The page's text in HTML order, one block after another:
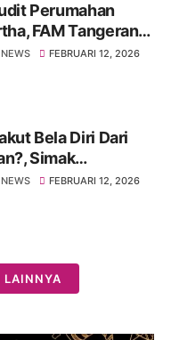
Perumahan
FAM Tangerang
DPRD Kabupaten
FEBRUARI 12, 2026
Bela Diri Dari
Simak
Pasal 34 dan 43
FEBRUARI 12, 2026
LAINNYA